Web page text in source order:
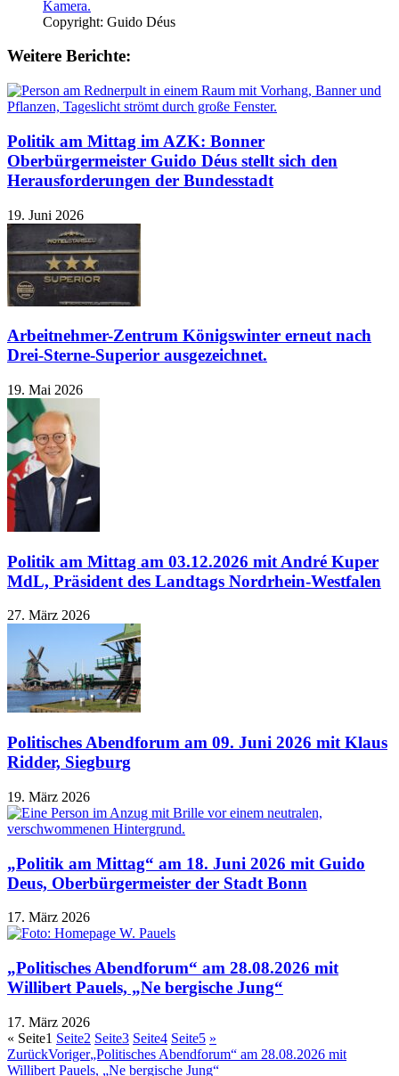
Copyright: Guido Déus
Weitere Berichte:
Politik am Mittag im AZK: Bonner
Oberbürgermeister Guido Déus stellt sich den
Herausforderungen der Bundesstadt
19. Juni 2026
Arbeitnehmer-Zentrum Königswinter erneut nach
Drei-Sterne-Superior ausgezeichnet.
19. Mai 2026
Politik am Mittag am 03.12.2026 mit André Kuper
MdL, Präsident des Landtags Nordrhein-Westfalen
27. März 2026
Politisches Abendforum am 09. Juni 2026 mit Klaus
Ridder, Siegburg
19. März 2026
„Politik am Mittag“ am 18. Juni 2026 mit Guido
Deus, Oberbürgermeister der Stadt Bonn
17. März 2026
„Politisches Abendforum“ am 28.08.2026 mit
Willibert Pauels, „Ne bergische Jung“
17. März 2026
« Seite1 Seite2 Seite3 Seite4 Seite5 »
ZurückVoriger„Politisches Abendforum“ am 28.08.2026 mit
Willibert Pauels, „Ne bergische Jung“